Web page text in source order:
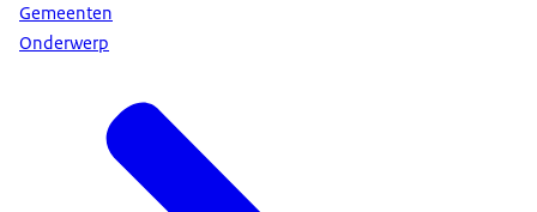
Gemeenten
Onderwerp